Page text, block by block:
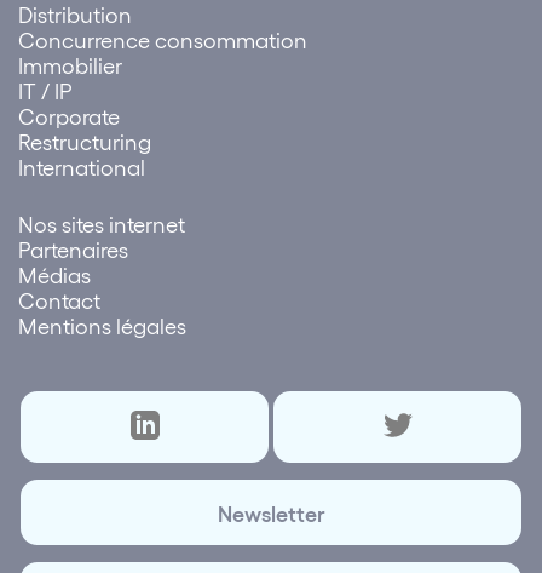
Distribution
Concurrence consommation
Immobilier
IT / IP
Corporate
Restructuring
International
Nos sites internet
Partenaires
Médias
Contact
Mentions légales
Newsletter